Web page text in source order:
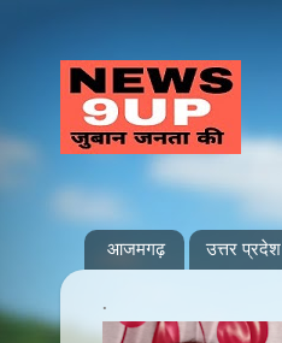
आजमगढ़ उत्तर प्रदेश
.